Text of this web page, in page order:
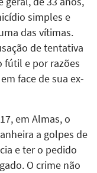
simples e
das vítimas.
de tentativa
e por razões
face de sua ex-
em Almas, o
a golpes de
e ter o pedido
O crime não